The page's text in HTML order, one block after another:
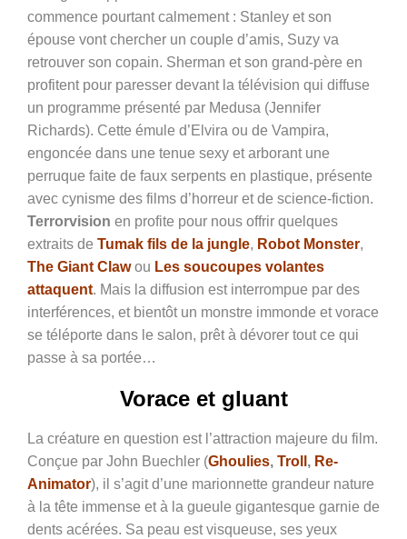
commence pourtant calmement : Stanley et son
épouse vont chercher un couple d’amis, Suzy va
retrouver son copain. Sherman et son grand-père en
profitent pour paresser devant la télévision qui diffuse
un programme présenté par Medusa (Jennifer
Richards). Cette émule d’Elvira ou de Vampira,
engoncée dans une tenue sexy et arborant une
perruque faite de faux serpents en plastique, présente
avec cynisme des films d’horreur et de science-fiction.
Terrorvision en profite pour nous offrir quelques
extraits de Tumak fils de la jungle, Robot Monster,
The Giant Clawou Les soucoupes volantes
attaquent. Mais la diffusion est interrompue par des
interférences, et bientôt un monstre immonde et vorace
se téléporte dans le salon, prêt à dévorer tout ce qui
passe à sa portée…
Vorace et gluant
La créature en question est l’attraction majeure du film.
Conçue par John Buechler (Ghoulies, Troll , Re-
Animator), il s’agit d’une marionnette grandeur nature
à la tête immense et à la gueule gigantesque garnie de
dents acérées. Sa peau est visqueuse, ses yeux